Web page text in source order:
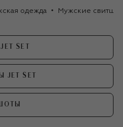
одежда Мужские
SET
SET